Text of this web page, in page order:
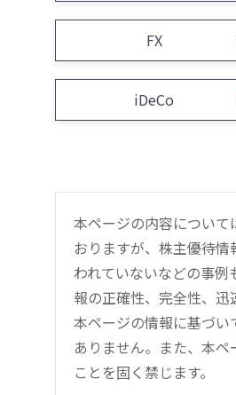
FX
iDeCo
本ページの内容について
おりますが、株主優待
われていないなどの事
報の正確性、完全性、迅
本ページの情報に基づ
ありません。また、本
ことを固く禁じます。